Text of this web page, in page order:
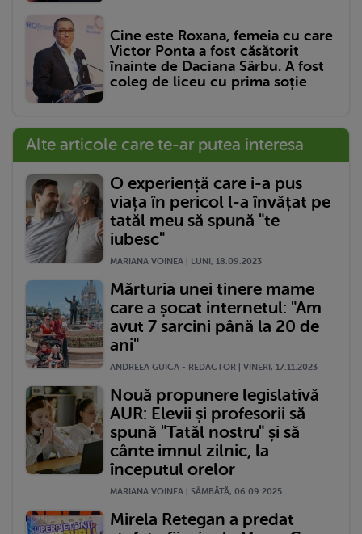
Cine este Roxana, femeia cu care
Victor Ponta a fost căsătorit
înainte de Daciana Sârbu. A fost
coleg de liceu cu prima soție
Alte articole care te-ar putea interesa
O experiență care i-a pus
viața în pericol l-a învățat pe
tatăl meu să spună "te
iubesc"
MARIANA VOINEA | LUNI, 18.09.2023
Mărturia unei tinere mame
care a șocat internetul: "Am
avut 7 sarcini până la 20 de
ani"
ANDREEA GUICA - REDACTOR | VINERI, 17.11.2023
Nouă propunere legislativă
AUR: Elevii și profesorii să
spună "Tatăl nostru" și să
cânte imnul zilnic, la
începutul orelor
MARIANA VOINEA | SÂMBĂTĂ, 06.09.2025
Mirela Retegan a predat